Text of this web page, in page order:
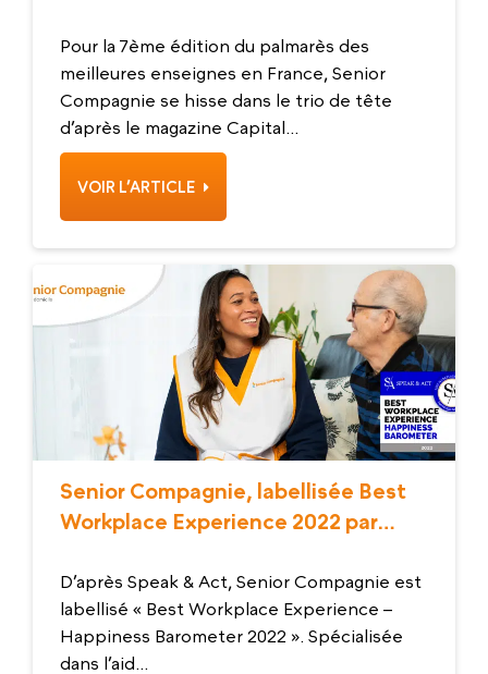
Pour la 7ème édition du palmarès des
meilleures enseignes en France, Senior
Compagnie se hisse dans le trio de tête
d’après le magazine Capital...
VOIR L’ARTICLE
Senior Compagnie, labellisée Best
Workplace Experience 2022 par
D’après Speak & Act, Senior Compagnie est
labellisé « Best Workplace Experience –
Happiness Barometer 2022 ». Spécialisée
dans l’aid...